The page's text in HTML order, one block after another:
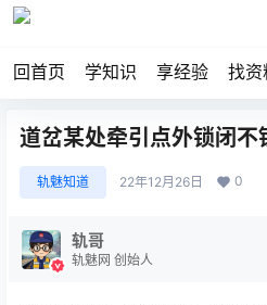
回首页 学知识 享经验 找资
道岔某处牵引点外锁闭不
轨魅知道 22年12月26日 0
轨哥
轨魅网 创始人